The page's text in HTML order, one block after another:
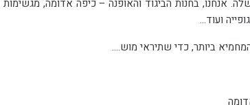
ביותר, כדי שתיראי מוש....